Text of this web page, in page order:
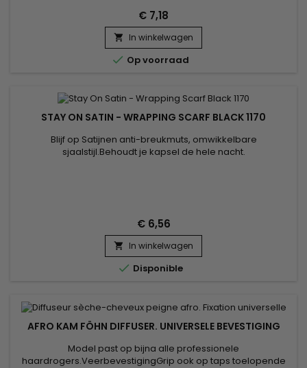
€ 7,18
 In winkelwagen
 Op voorraad
STAY ON SATIN - WRAPPING SCARF BLACK 1170
Blijf op Satijnen anti-breukmuts, omwikkelbare
sjaalstijl.Behoudt je kapsel de hele nacht.
€ 6,56
 In winkelwagen
 Disponible
AFRO KAM FÖHN DIFFUSER. UNIVERSELE BEVESTIGING
Model past op bijna alle professionele
haardrogers.VeerbevestigingGrip ook op taps toelopende